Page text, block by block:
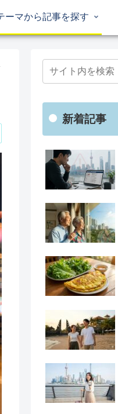
ーマから記事を探す
新着記事